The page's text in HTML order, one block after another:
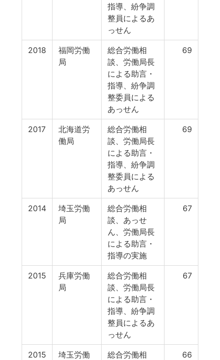
指導、紛争調
整員によるあ
っせん
2018
福岡労働
局
総合労働相
談、労働局長
による助言・
指導、紛争調
整委員による
あっせん
69
2017
北海道労
働局
総合労働相
談、労働局長
による助言・
指導、紛争調
整委員による
あっせん
69
2014
埼玉労働
局
総合労働相
談、あっせ
ん、労働局長
による助言・
指導の実施
67
2015
兵庫労働
局
総合労働相
談、労働局長
による助言・
指導、紛争調
整員によるあ
っせん
67
2015
埼玉労働
総合労働相
66